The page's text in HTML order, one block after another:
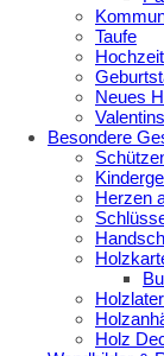
Taufe
Hochzeit
Neues
Besondere
Herzen
Holz